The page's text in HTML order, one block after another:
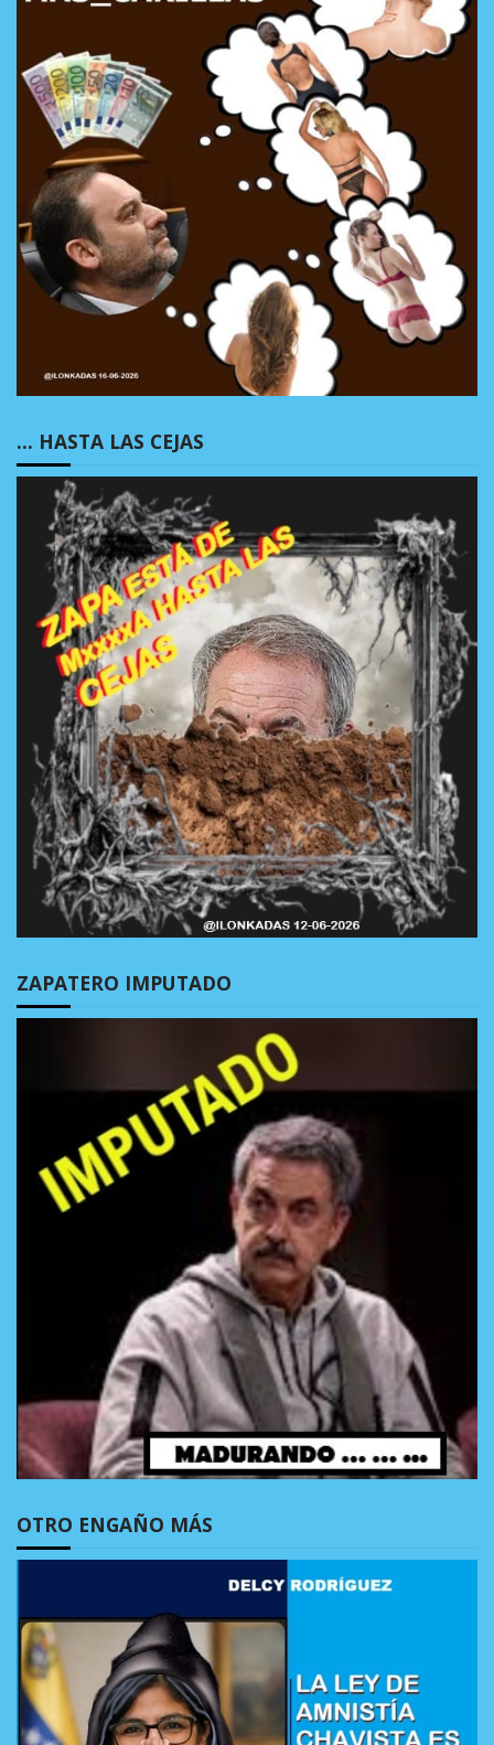
… HASTA LAS CEJAS
ZAPATERO IMPUTADO
OTRO ENGAÑO MÁS